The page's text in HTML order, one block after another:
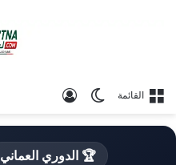
القائمة الوضع المظلم
🏆 الدوري العماني